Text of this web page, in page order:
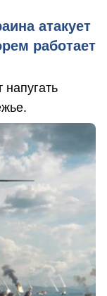
атакует
работает
напугать